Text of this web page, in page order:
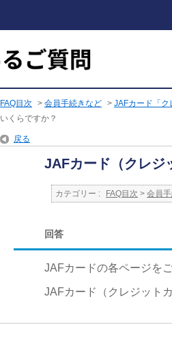
FAQ目次 > 会員手続きなど > JAFカード「ク
いくらですか？
戻る
JAFカード（クレジ
カテゴリー : FAQ目次 > 会員
回答
JAFカードの各ページを
JAFカード（クレジット